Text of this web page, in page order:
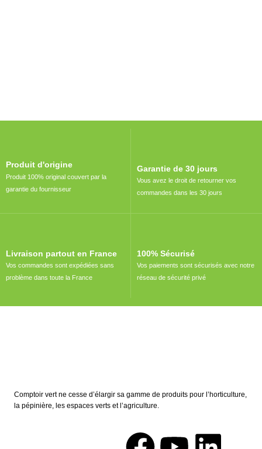
Produit d'origine
Produit 100% original couvert par la
garantie du fournisseur
Garantie de 30 jours
Vous avez le droit de retourner vos
commandes dans les 30 jours
Livraison partout en France
Vos commandes sont expédiées sans
problème dans toute la France
100% Sécurisé
Vos paiements sont sécurisés avec notre
réseau de sécurité privé
Comptoir vert ne cesse d’élargir sa gamme de produits pour l’horticulture,
la pépinière, les espaces verts et l’agriculture.